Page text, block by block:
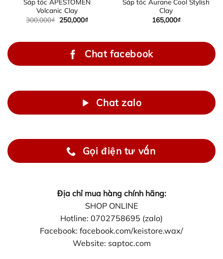
Sáp tóc APESTOMEN
Volcanic Clay
300,000₫ 250,000₫
Sáp tóc Aurane Cool Stylish
Clay
165,000₫
Chat facebook
Chat zalo
Gọi điện tư vấn
Địa chỉ mua hàng chính hãng:
SHOP ONLINE
Hotline: 0702758695 (zalo)
Facebook: facebook.com/keistore.wax/
Website: saptoc.com